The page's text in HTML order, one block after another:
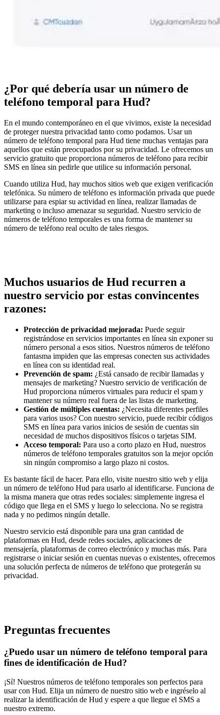
¿Por qué debería usar un número de
teléfono temporal para Hud?
En el mundo contemporáneo en el que vivimos, existe la necesidad
de proteger nuestra privacidad tanto como podamos. Usar un
número de teléfono temporal para Hud tiene muchas ventajas para
aquellos que están preocupados por su privacidad. Le ofrecemos un
servicio gratuito que proporciona números de teléfono para recibir
SMS en línea sin pedirle que utilice su información personal.
Cuando utiliza Hud, hay muchos sitios web que exigen verificación
telefónica. Su número de teléfono es información privada que puede
utilizarse para espiar su actividad en línea, realizar llamadas de
marketing o incluso amenazar su seguridad. Nuestro servicio de
números de teléfono temporales es una forma de mantener su
número de teléfono real oculto de tales riesgos.
Muchos usuarios de Hud recurren a
nuestro servicio por estas convincentes
razones:
Protección de privacidad mejorada: Puede seguir
registrándose en servicios importantes en línea sin exponer su
número personal a esos sitios. Nuestros números de teléfono
fantasma impiden que las empresas conecten sus actividades
en línea con su identidad real.
Prevención de spam: ¿Está cansado de recibir llamadas y
mensajes de marketing? Nuestro servicio de verificación de
Hud proporciona números virtuales para reducir el spam y
mantener su número real fuera de las listas de marketing.
Gestión de múltiples cuentas: ¿Necesita diferentes perfiles
para varios usos? Con nuestro servicio, puede recibir códigos
SMS en línea para varios inicios de sesión de cuentas sin
necesidad de muchos dispositivos físicos o tarjetas SIM.
Acceso temporal: Para uso a corto plazo en Hud, nuestros
números de teléfono temporales gratuitos son la mejor opción
sin ningún compromiso a largo plazo ni costos.
Es bastante fácil de hacer. Para ello, visite nuestro sitio web y elija
un número de teléfono Hud para usarlo al identificarse. Funciona de
la misma manera que otras redes sociales: simplemente ingresa el
código que llega en el SMS y luego lo selecciona. No se registra
nada y no pedimos ningún detalle.
Nuestro servicio está disponible para una gran cantidad de
plataformas en Hud, desde redes sociales, aplicaciones de
mensajería, plataformas de correo electrónico y muchas más. Para
registrarse o iniciar sesión en cuentas nuevas o existentes, ofrecemos
una solución perfecta de números de teléfono que protegerán su
privacidad.
Preguntas frecuentes
¿Puedo usar un número de teléfono temporal para
fines de identificación de Hud?
¡Sí! Nuestros números de teléfono temporales son perfectos para
usar con Hud. Elija un número de nuestro sitio web e ingréselo al
realizar la identificación de Hud y espere a que llegue el SMS a
nuestro extremo.